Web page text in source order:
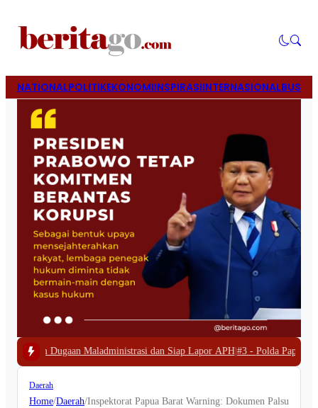
NATIONALPOLITIKEKONOMIINSPIRASIINTERNASIONAL
dan Siap Lapor APH|#3 -Polda Papua Barat Bongkar Tambang
Daerah
Home/Daerah/Inspektorat Papua Barat Warning: Dokumen Palsu,